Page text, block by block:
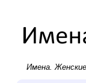
Имена.